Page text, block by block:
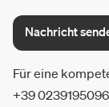
Nachricht
Für eine
+39